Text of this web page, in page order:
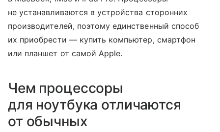
не устанавливаются в устройства сторонних
производителей, поэтому единственный способ
их приобрести — купить компьютер, смартфон
или планшет от самой Apple.
Чем процессоры
для ноутбука отличаются
от обычных